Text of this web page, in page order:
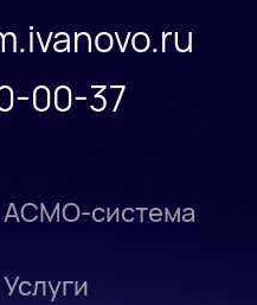
00-37
Услуги
АСМО-система